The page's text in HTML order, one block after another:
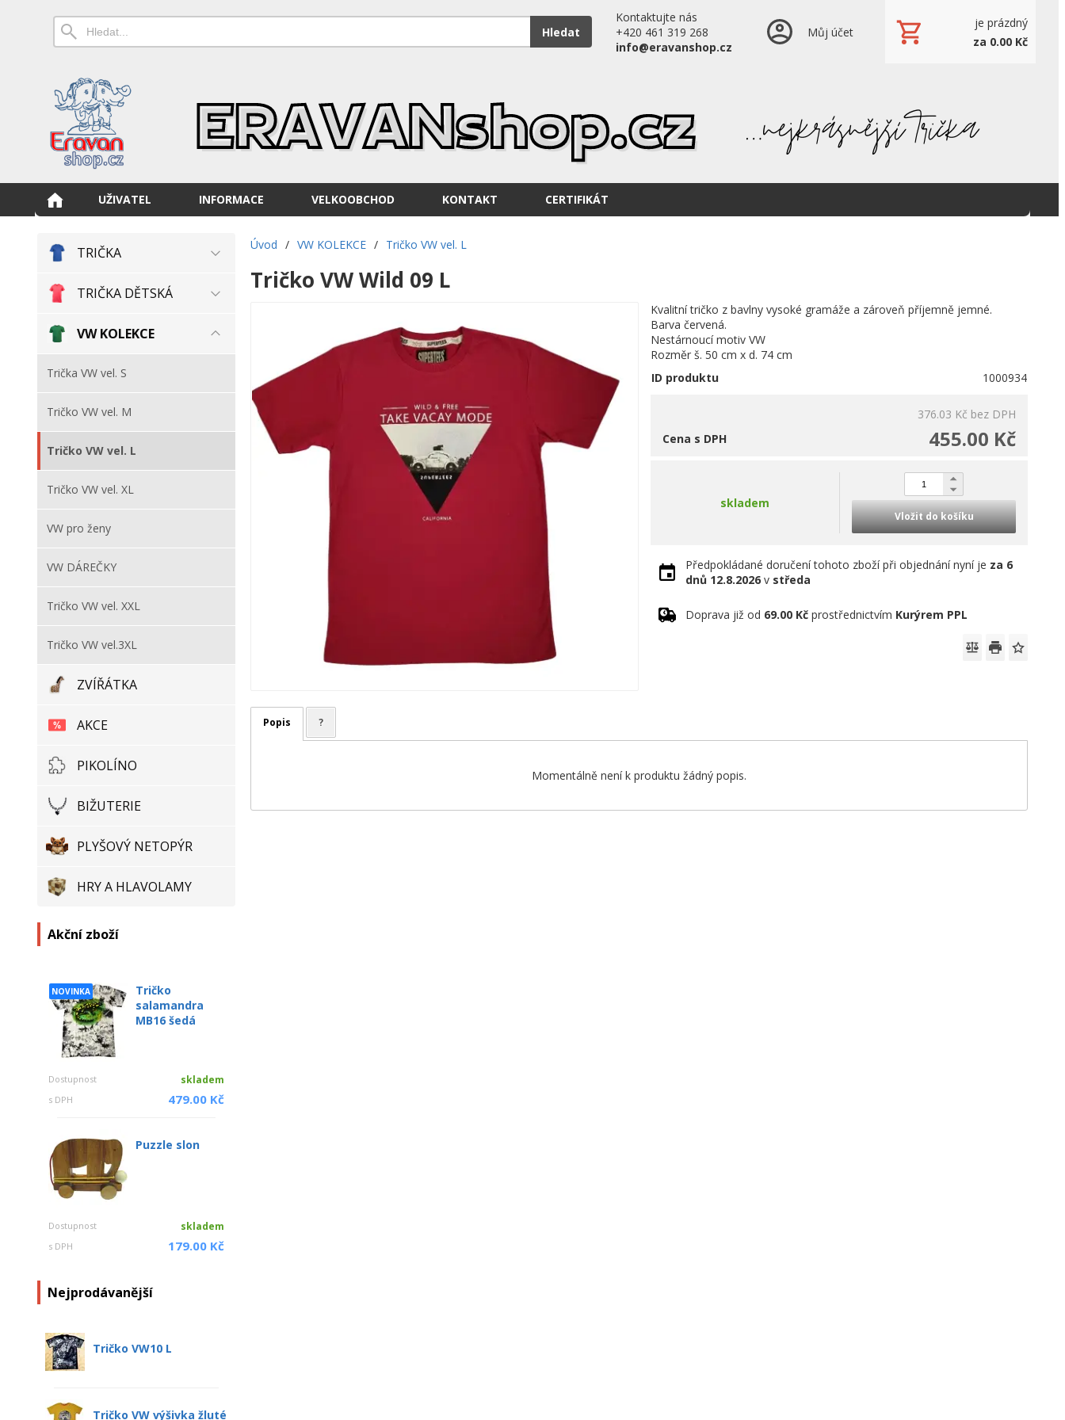
Hledat
Kontaktujte nás
+420 461 319 268
info@eravanshop.cz
Můj účet
je prázdný
za 0.00 Kč
UŽIVATEL INFORMACE VELKOOBCHOD KONTAKT CERTIFIKÁT
TRIČKA
TRIČKA DĚTSKÁ
VW KOLEKCE
Trička VW vel. S
Tričko VW vel. M
Tričko VW vel. L
Tričko VW vel. XL
VW pro ženy
VW DÁREČKY
Tričko VW vel. XXL
Tričko VW vel.3XL
ZVÍŘÁTKA
AKCE
PIKOLÍNO
BIŽUTERIE
PLYŠOVÝ NETOPÝR
HRY A HLAVOLAMY
Akční zboží
NOVINKA
Tričko
salamandra
MB16 šedá
Dostupnost skladem
s DPH 479.00 Kč
Puzzle slon
Dostupnost skladem
s DPH 179.00 Kč
Nejprodávanější
Tričko VW10 L
Tričko VW výšivka žluté
Úvod / VW KOLEKCE / Tričko VW vel. L
Tričko VW Wild 09 L
Kvalitní tričko z bavlny vysoké gramáže a zároveň příjemně jemné.
Barva červená.
Nestárnoucí motiv VW
Rozměr š. 50 cm x d. 74 cm
ID produktu
1000934
376.03 Kč bez DPH
455.00 Kč
Cena s DPH
skladem
Vložit do košíku
Předpokládané doručení tohoto zboží při objednání nyní je za 6
dnů 12.8.2026 v středa
Doprava již od 69.00 Kč prostřednictvím Kurýrem PPL
Popis ?
Momentálně není k produktu žádný popis.